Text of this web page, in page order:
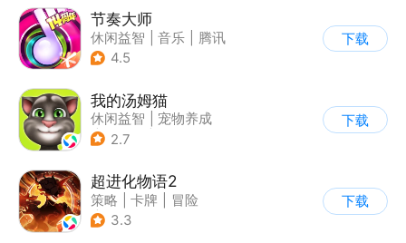
节奏大师
休闲益智 音乐
腾讯
4.5
下载
我的汤姆猫
休闲益智
宠物养成
| 汤姆猫
2.7
下载
超进化物语2
策略 卡牌
冒险
| 剧情
3.3
下载